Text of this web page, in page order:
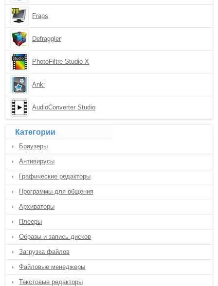
Fraps
Defraggler
PhotoFiltre Studio X
Anki
AudioConverter Studio
Категории
Браузеры
Антивирусы
Графические редакторы
Программы для общения
Архиваторы
Плееры
Образы и запись дисков
Загрузка файлов
Файловые менеджеры
Текстовые редакторы